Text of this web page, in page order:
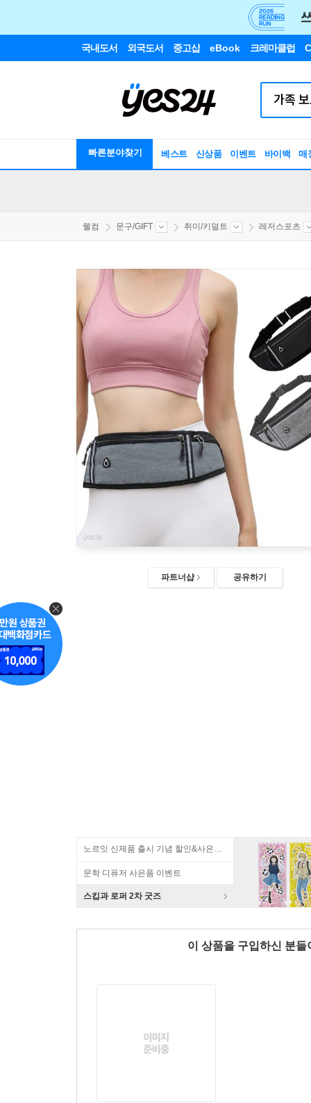
국내도서 외국도서 중고샵 eBook 크레마클럽
빠른분야찾기 베스트 신상품 이벤트 바이백 매
웰컴 문구/GIFT 취미/키덜트 레저스포츠
파트너샵 공유하기
노르잇 신제품 출시 기념 할인&사은품 증정!
문학 디퓨저 사은품 이벤트
스킵과 로퍼 2차 굿즈
이 상품을 구입하신 분